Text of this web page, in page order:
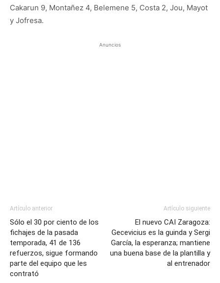
Cakarun 9, Montañez 4, Belemene 5, Costa 2, Jou, Mayot
y Jofresa.
Anuncios
Artículo anterior
Sólo el 30 por ciento de los
fichajes de la pasada
temporada, 41 de 136
refuerzos, sigue formando
parte del equipo que les
contrató
Artículo siguiente
El nuevo CAI Zaragoza:
Gecevicius es la guinda y Sergi
García, la esperanza; mantiene
una buena base de la plantilla y
al entrenador